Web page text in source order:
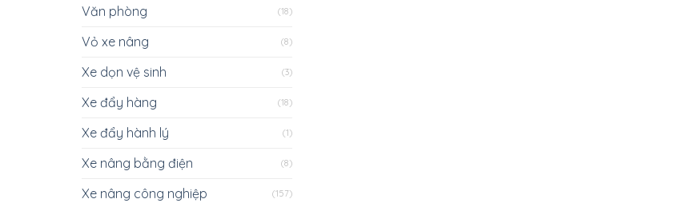
Văn phòng (18)
Vỏ xe nâng (8)
Xe dọn vệ sinh (3)
Xe đẩy hàng (18)
Xe đẩy hành lý (1)
Xe nâng bằng điện (8)
Xe nâng công nghiệp (157)